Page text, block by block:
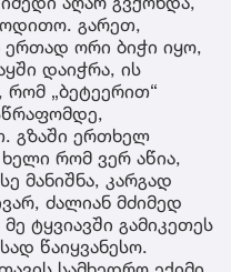
გარეთ,
ორი ბიჭი იყო,
დაიჭრა, ის
„ბეტეერით“
გზაში ერთხელ
რომ ვერ აწია,
მანიშნა, კარგად
ძალიან მძიმედ
ტყვიავში გამიკეთეს
წაიყვანესო.